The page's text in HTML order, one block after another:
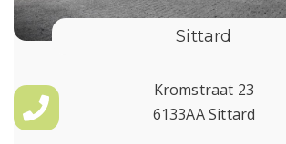
Sittard
Kromstraat 23
6133AA Sittard